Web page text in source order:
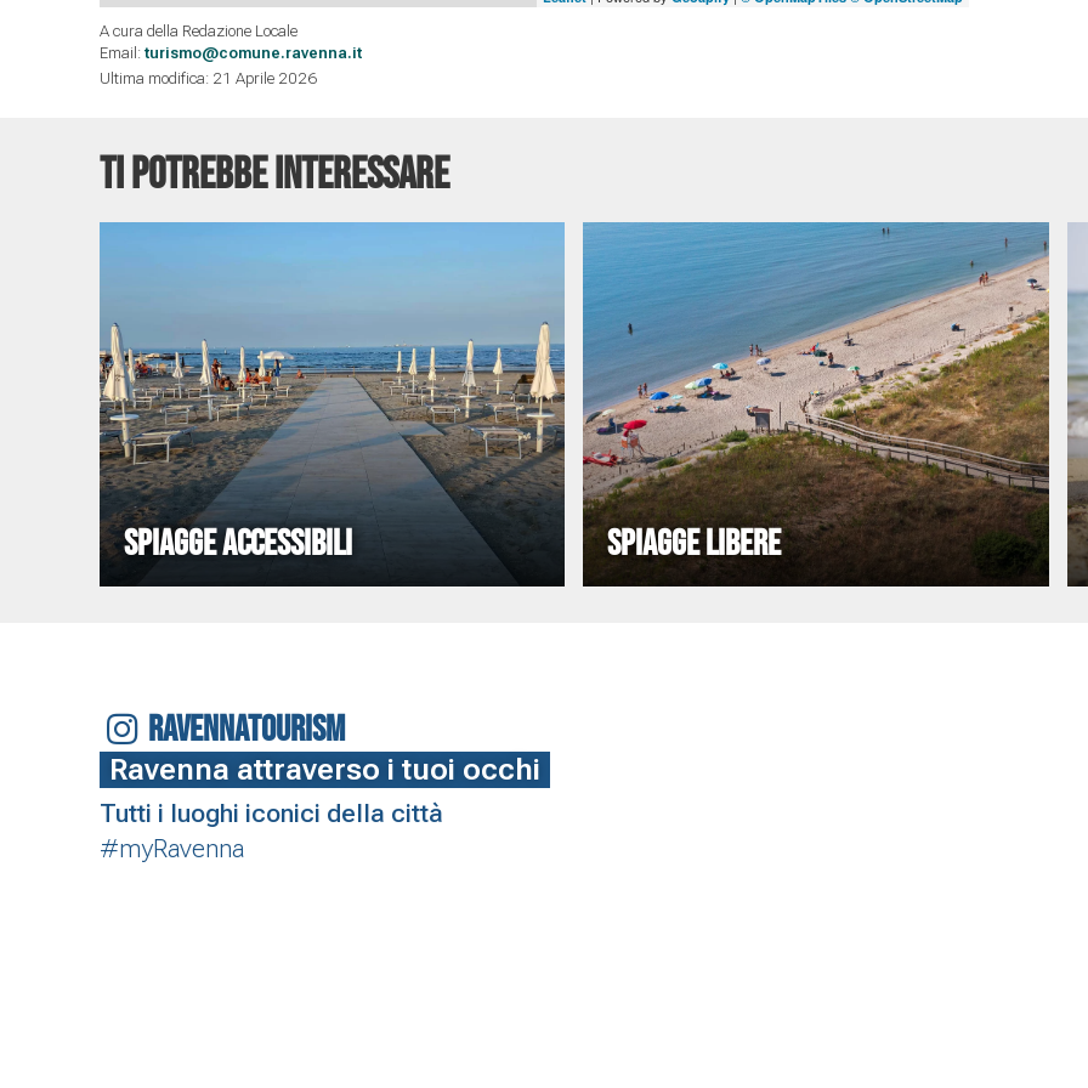
A cura della Redazione Locale
Email: turismo@comune.ravenna.it
Ultima modifica: 21 Aprile 2026
TI POTREBBE INTERESSARE
SPIAGGE ACCESSIBILI SPIAGGE LIBERE
RAVENNATOURISM
Ravenna attraverso i tuoi occhi
Tutti i luoghi iconici della città
#myRavenna